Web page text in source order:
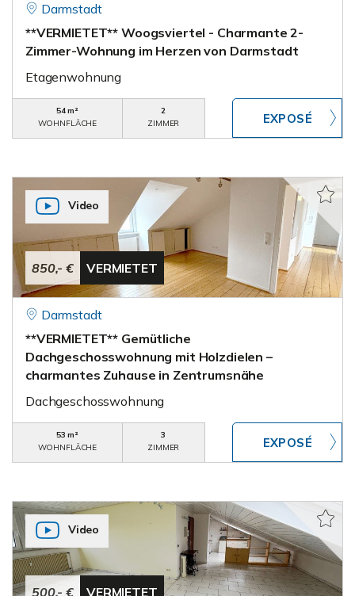
Darmstadt
**VERMIETET** Woogsviertel - Charmante 2-
Zimmer-Wohnung im Herzen von Darmstadt
Etagenwohnung
54 m²
WOHNFLÄCHE
2
ZIMMER
850,- € VERMIETET
Video
Darmstadt
**VERMIETET** Gemütliche
Dachgeschosswohnung mit Holzdielen –
charmantes Zuhause in Zentrumsnähe
Dachgeschosswohnung
53 m²
WOHNFLÄCHE
3
ZIMMER
500,- € VERMIETET
Video